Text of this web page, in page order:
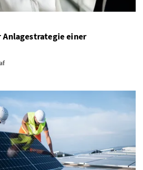
Anlagestrategie einer